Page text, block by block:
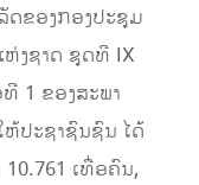
ດຂອງກອງປະຊຸມ
ງຊາດ ຊຸດທີ IX
1 ຂອງສະພາ
ປະຊາຊົນຊົນ ໄດ້
ເທື່ອຄົນ,